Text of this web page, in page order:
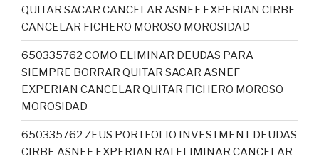
QUITAR SACAR CANCELAR ASNEF EXPERIAN CIRBE
CANCELAR FICHERO MOROSO MOROSIDAD
650335762 COMO ELIMINAR DEUDAS PARA
SIEMPRE BORRAR QUITAR SACAR ASNEF
EXPERIAN CANCELAR QUITAR FICHERO MOROSO
MOROSIDAD
650335762 ZEUS PORTFOLIO INVESTMENT DEUDAS
CIRBE ASNEF EXPERIAN RAI ELIMINAR CANCELAR